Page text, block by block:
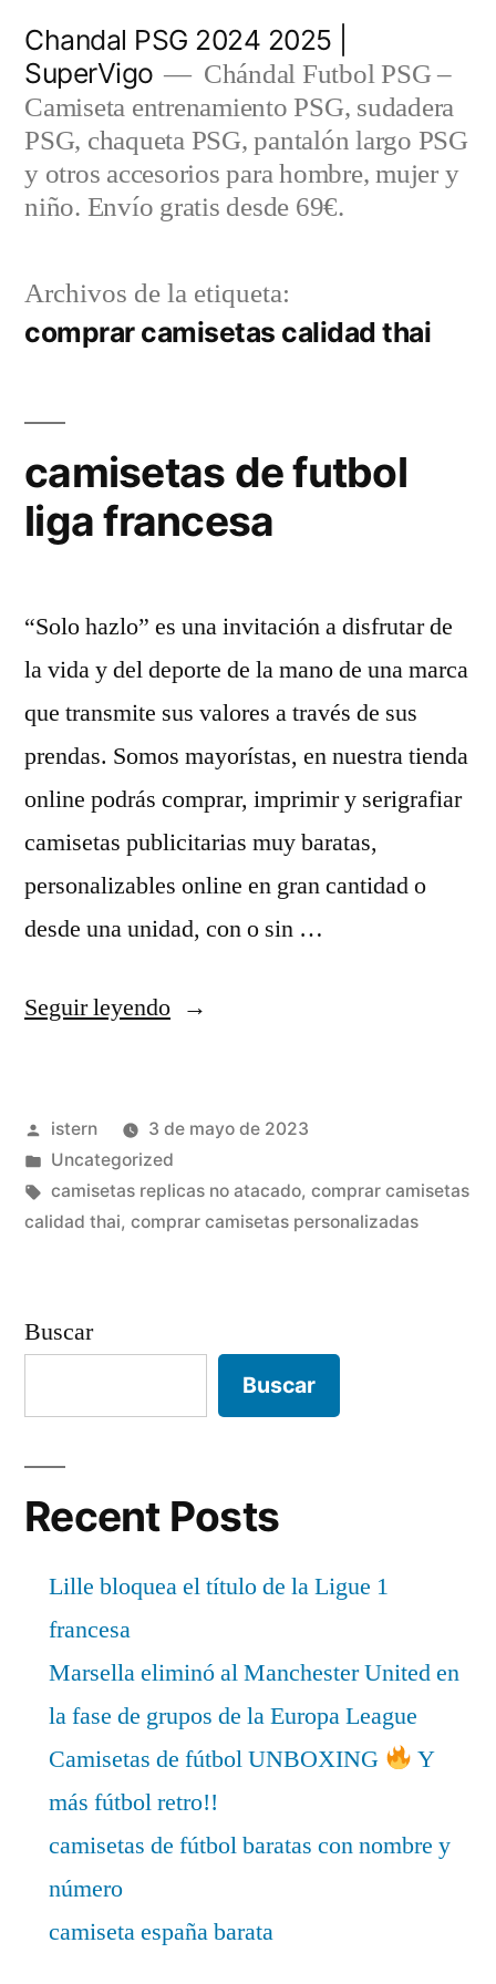
contenido
Chandal PSG 2024 2025 |
SuperVigo
Chándal Futbol PSG –
Camiseta entrenamiento PSG, sudadera
PSG, chaqueta PSG, pantalón largo PSG
y otros accesorios para hombre, mujer y
niño. Envío gratis desde 69€.
Archivos de la etiqueta:
comprar camisetas calidad thai
camisetas de futbol
liga francesa
“Solo hazlo” es una invitación a disfrutar de
la vida y del deporte de la mano de una marca
que transmite sus valores a través de sus
prendas. Somos mayorístas, en nuestra tienda
online podrás comprar, imprimir y serigrafiar
camisetas publicitarias muy baratas,
personalizables online en gran cantidad o
desde una unidad, con o sin …
Seguir leyendo«camisetas
liga
francesa»
Publicado
por
istern
3 de mayo de 2023
Publicado
en
Uncategorized
Etiquetas:
camisetas replicas no atacado, comprar camisetas
calidad thai, comprar camisetas personalizadas
Buscar
Buscar
Recent Posts
Lille bloquea el título de la Ligue 1
francesa
Marsella eliminó al Manchester United en
la fase de grupos de la Europa League
Camisetas de fútbol UNBOXING
Y
más fútbol retro!!
camisetas de fútbol baratas con nombre y
número
camiseta españa barata